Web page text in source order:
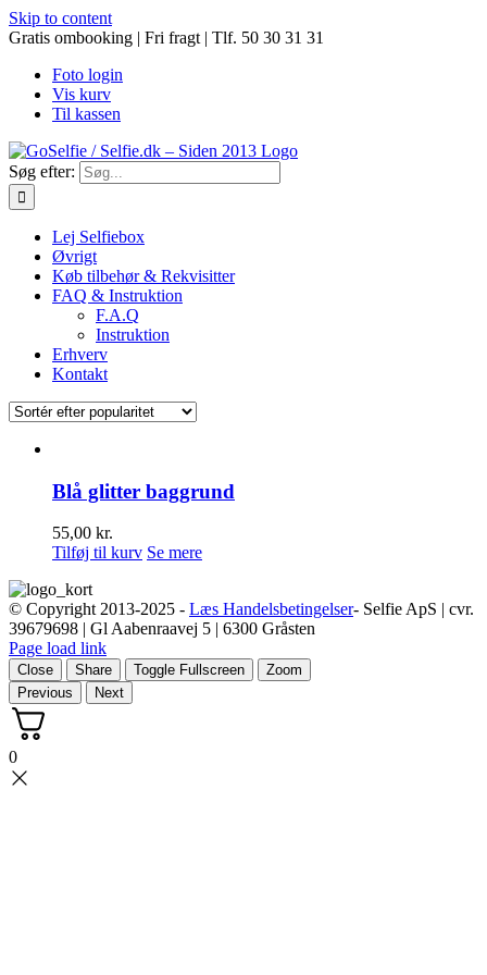
Skip to content
Gratis ombooking | Fri fragt | Tlf. 50 30 31 31
Foto login
Vis kurv
Til kassen
Søg efter:
Lej Selfiebox
Øvrigt
Køb tilbehør & Rekvisitter
FAQ & Instruktion
F.A.Q
Instruktion
Erhverv
Kontakt
Blå glitter baggrund
55,00 kr.
Tilføj til kurv Se mere
© Copyright 2013-2025 - Læs Handelsbetingelser- Selfie ApS | cvr.
39679698 | Gl Aabenraavej 5 | 6300 Gråsten
Page load link
Close Share Toggle Fullscreen
Zoom
Previous
Next
0